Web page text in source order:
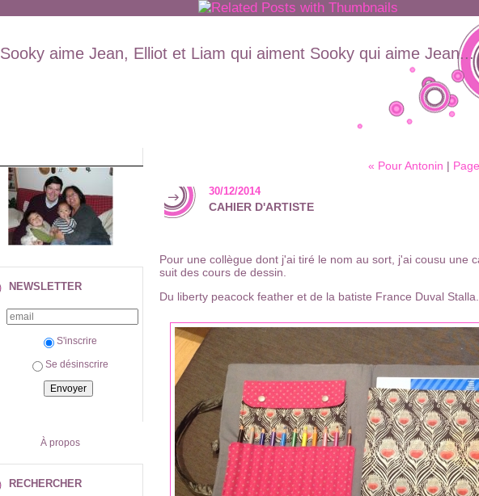
Sooky aime Jean, Elliot et Liam qui aiment Sooky qui aime Jean...
NEWSLETTER
S'inscrire
Se désinscrire
À propos
RECHERCHER
« Pour Antonin |
30/12/2014
CAHIER D'ARTISTE
Pour une collègue dont j'ai tiré le nom au sort, j'ai cousu une
suit des cours de dessin.
Du liberty peacock feather et de la batiste France Duval Stalla.